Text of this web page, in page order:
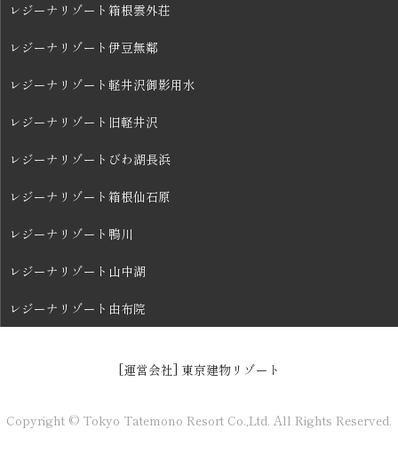
レジーナリゾート箱根雲外荘
レジーナリゾート伊豆無鄰
レジーナリゾート軽井沢御影用水
レジーナリゾート旧軽井沢
レジーナリゾートびわ湖長浜
レジーナリゾート箱根仙石原
レジーナリゾート鴨川
レジーナリゾート山中湖
レジーナリゾート由布院
[運営会社] 東京建物リゾート
Copyright © Tokyo Tatemono Resort Co.,Ltd. All Rights Reserved.